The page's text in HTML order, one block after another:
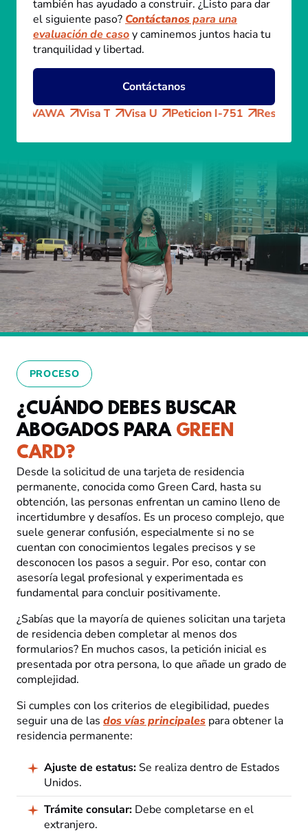
también has ayudado a construir. ¿Listo para dar
el siguiente paso? Contáctanospara una
evaluación de casoy caminemos juntos hacia tu
tranquilidad y libertad.
Contáctanos
VAWA
Visa T Visa U Peticion I-751 Residencia
PROCESO
¿CUÁNDO DEBES BUSCAR
ABOGADOS PARA GREEN
CARD?
Desde la solicitud de una tarjeta de residencia
permanente, conocida como Green Card, hasta su
obtención, las personas enfrentan un camino lleno de
incertidumbre y desafíos. Es un proceso complejo, que
suele generar confusión, especialmente si no se
cuentan con conocimientos legales precisos y se
desconocen los pasos a seguir. Por eso, contar con
asesoría legal profesional y experimentada es
fundamental para concluir positivamente.
¿Sabías que la mayoría de quienes solicitan una tarjeta
de residencia deben completar al menos dos
formularios? En muchos casos, la petición inicial es
presentada por otra persona, lo que añade un grado de
complejidad.
Si cumples con los criterios de elegibilidad, puedes
seguir una de las dos vías principales para obtener la
residencia permanente:
Ajuste de estatus: Se realiza dentro de Estados
Unidos.
Trámite consular: Debe completarse en el
extranjero.